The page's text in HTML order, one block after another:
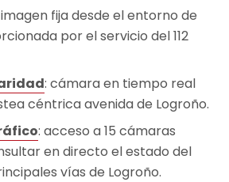
fija desde el entorno de
por el servicio del 112
: cámara en tiempo real
céntrica avenida de Logroño.
: acceso a 15 cámaras
en directo el estado del
vías de Logroño.